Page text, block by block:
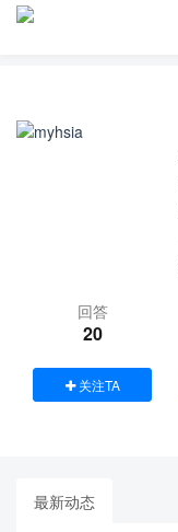
回答
20
关注TA
最新动态